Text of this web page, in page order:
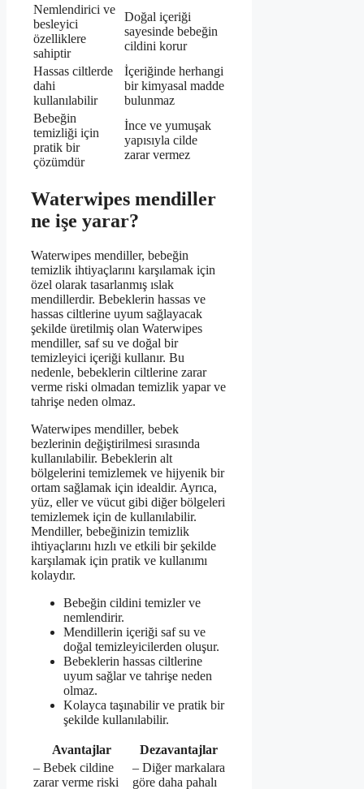
Nemlendirici ve
besleyici
özelliklere
sahiptir
Doğal içeriği
sayesinde bebeğin
cildini korur
Hassas ciltlerde
dahi
kullanılabilir
İçeriğinde herhangi
bir kimyasal madde
bulunmaz
Bebeğin
temizliği için
pratik bir
çözümdür
İnce ve yumuşak
yapısıyla cilde
zarar vermez
Waterwipes mendiller
ne işe yarar?
Waterwipes mendiller, bebeğin
temizlik ihtiyaçlarını karşılamak için
özel olarak tasarlanmış ıslak
mendillerdir. Bebeklerin hassas ve
hassas ciltlerine uyum sağlayacak
şekilde üretilmiş olan Waterwipes
mendiller, saf su ve doğal bir
temizleyici içeriği kullanır. Bu
nedenle, bebeklerin ciltlerine zarar
verme riski olmadan temizlik yapar ve
tahrişe neden olmaz.
Waterwipes mendiller, bebek
bezlerinin değiştirilmesi sırasında
kullanılabilir. Bebeklerin alt
bölgelerini temizlemek ve hijyenik bir
ortam sağlamak için idealdir. Ayrıca,
yüz, eller ve vücut gibi diğer bölgeleri
temizlemek için de kullanılabilir.
Mendiller, bebeğinizin temizlik
ihtiyaçlarını hızlı ve etkili bir şekilde
karşılamak için pratik ve kullanımı
kolaydır.
Bebeğin cildini temizler ve
nemlendirir.
Mendillerin içeriği saf su ve
doğal temizleyicilerden oluşur.
Bebeklerin hassas ciltlerine
uyum sağlar ve tahrişe neden
olmaz.
Kolayca taşınabilir ve pratik bir
şekilde kullanılabilir.
Avantajlar
Dezavantajlar
– Bebek cildine
zarar verme riski
– Diğer markalara
göre daha pahalı